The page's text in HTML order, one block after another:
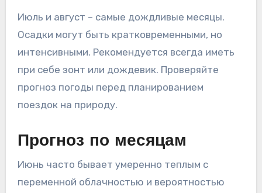
Июль и август – самые дождливые месяцы.
Осадки могут быть кратковременными, но
интенсивными. Рекомендуется всегда иметь
при себе зонт или дождевик. Проверяйте
прогноз погоды перед планированием
поездок на природу.
Прогноз по месяцам
Июнь часто бывает умеренно теплым с
переменной облачностью и вероятностью